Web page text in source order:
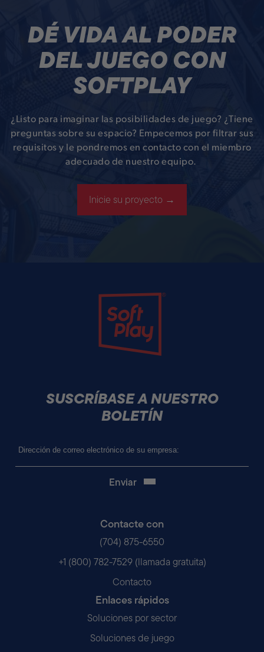
DÉ VIDA AL PODER
DEL JUEGO CON
SOFTPLAY
¿Listo para imaginar las posibilidades de juego? ¿Tiene
preguntas sobre su espacio? Empecemos por filtrar sus
requisitos y le pondremos en contacto con el miembro
adecuado de nuestro equipo.
Inicie su proyecto →
Soft Play
SUSCRÍBASE A NUESTRO
BOLETÍN
electrónico
Contacte con
(704) 875-6550
+1 (800) 782-7529 (llamada gratuita)
Contacto
Enlaces rápidos
Soluciones por sector
Soluciones de juego